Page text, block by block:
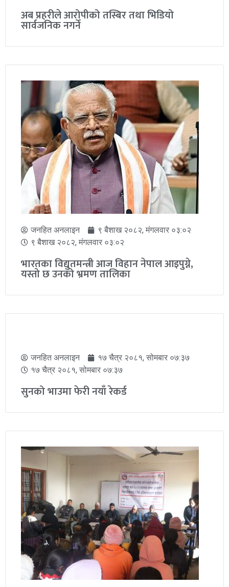
जनहित अनलाइन
२० श्रावण २०८२, सोमबार ०८:५१
२० श्रावण २०८२, सोमबार ०८:५१
कक्षा १२ को नतिजा सार्वजनिक गर्ने अन्तिम तयारी
९ श्रावण २०८२, बिहीबार ०३:५३
अब प्रहरीले आरोपीको तस्बिर तथा भिडियो
सार्वजनिक नगर्ने